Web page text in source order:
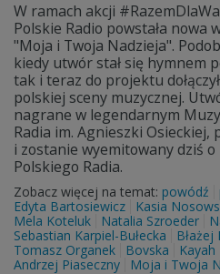
W ramach akcji
Polskie Radio powstała nowa
"Moja i Twoja Nadzieja".
kiedy utwór stał się hymnem
tak i teraz do projektu
polskiej sceny muzycznej.
nagrane w legendarnym
Radia im. Agnieszki
i zostanie wyemitowany dziś
Polskiego Radia.
Zobacz więcej na temat: powódź
Edyta Bartosiewicz
Kasia
Mela Koteluk
Natalia Szroeder
Sebastian Karpiel-Bułecka
Błażej
Tomasz Organek
Bovska Kayah
Andrzej Piaseczny
Moja i Twoja